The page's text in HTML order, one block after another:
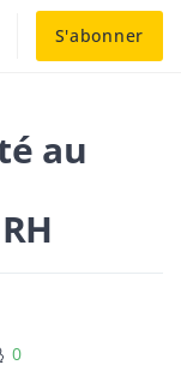
S'abonner
au
0